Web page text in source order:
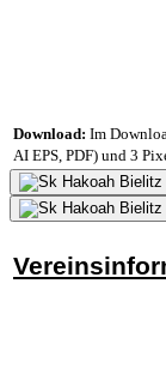
Download: Im
AI EPS, PDF) und 3